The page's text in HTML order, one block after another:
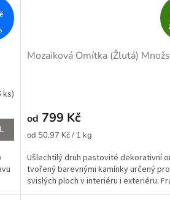
ks)
Mozaiková Omítka (Žlutá)
od 799 Kč
Měrná
od 50,97 Kč / 1 kg
Ušlechtilý druh pastovité dekorativní
tvořený barevnými kamínky určený
svislých ploch v interiéru i exteriéru.